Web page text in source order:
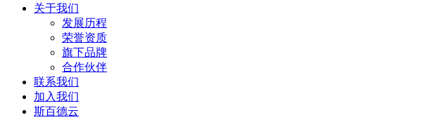
关于我们
发展历程
荣誉资质
旗下品牌
合作伙伴
联系我们
加入我们
斯百德云